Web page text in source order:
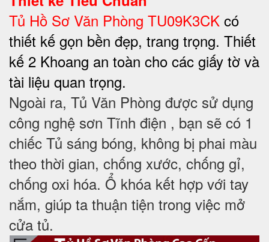
Tủ Hồ Sơ Văn Phòng TU09K3CK có
thiết kế gọn bền đẹp, trang trọng. Thiết
kế 2 Khoang an toàn cho các giấy tờ và
tài liệu quan trọng.
Ngoài ra, Tủ Văn Phòng được sử dụng
công nghệ sơn Tĩnh điện , bạn sẽ có 1
chiếc Tủ sáng bóng, không bị phai màu
theo thời gian, chống xước, chống gỉ,
chống oxi hóa. Ổ khóa kết hợp với tay
nắm, giúp ta thuận tiện trong việc mở
cửa tủ.